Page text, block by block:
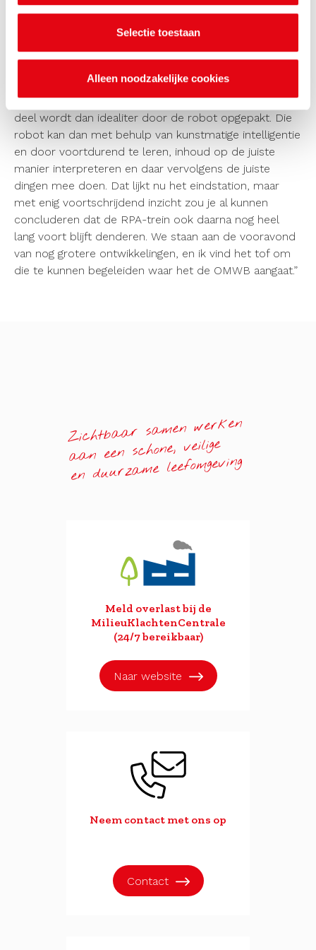
Selectie toestaan
Alleen noodzakelijke cookies
Vooravond
Waar het eindigt? Krijn: “Waar we in ieder geval naartoe
willen werken is dat de collega’s van bijvoorbeeld
vergunningaanvragen en meldingen met aandacht voor
hun rekening kunnen nemen. Het overige overgrote
deel wordt dan idealiter door de robot opgepakt. Die
robot kan dan met behulp van kunstmatige intelligentie
en door voortdurend te leren, inhoud op de juiste
manier interpreteren en daar vervolgens de juiste
dingen mee doen. Dat lijkt nu het eindstation, maar
met enig voortschrijdend inzicht zou je al kunnen
concluderen dat de RPA-trein ook daarna nog heel
lang voort blijft denderen. We staan aan de vooravond
van nog grotere ontwikkelingen, en ik vind het tof om
die te kunnen begeleiden waar het de OMWB aangaat.”
Zichtbaar samen werken
aan een schone, veilige
en duurzame leefomgeving
Meld overlast bij de
MilieuKlachtenCentrale
(24/7 bereikbaar)
Naar website
Neem contact met ons op
Contact